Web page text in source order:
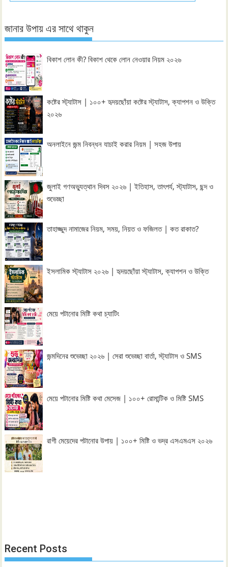
জানার উপায় এর সাথে থাকুন
বিকাশ লোন কী? বিকাশ থেকে লোন নেওয়ার নিয়ম ২০২৬
কষ্টের স্ট্যাটাস | ১০০+ হৃদয়ছোঁয়া কষ্টের স্ট্যাটাস, ক্যাপশন ও উক্তি
২০২৬
অনলাইনে জন্ম নিবন্ধন যাচাই করার নিয়ম | সহজ উপায়
জুলাই গণঅভ্যুত্থান দিবস ২০২৬ | ইতিহাস, তাৎপর্য, স্ট্যাটাস, ছন্দ ও
শুভেচ্ছা
তাহাজ্জুদ নামাজের নিয়ম, সময়, নিয়ত ও ফজিলত | কত রাকাত?
ইসলামিক স্ট্যাটাস ২০২৬ | হৃদয়ছোঁয়া স্ট্যাটাস, ক্যাপশন ও উক্তি
মেয়ে পটানোর মিষ্টি কথা চ্যাটিং
জন্মদিনের শুভেচ্ছা ২০২৬ | সেরা শুভেচ্ছা বার্তা, স্ট্যাটাস ও SMS
মেয়ে পটানোর মিষ্টি কথা মেসেজ | ১০০+ রোমান্টিক ও মিষ্টি SMS
রাগী মেয়েদের পটানোর উপায় | ১০০+ মিষ্টি ও ভদ্র এসএমএস ২০২৬
Recent Posts